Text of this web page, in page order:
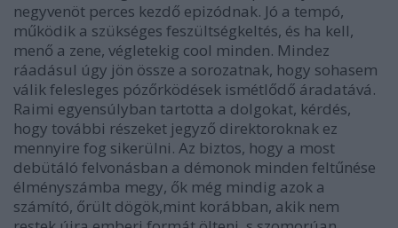
negyvenöt perces kezdő epizódnak. Jó a tempó,
működik a szükséges feszültségkeltés, és ha kell,
menő a zene, végletekig cool minden. Mindez
ráadásul úgy jön össze a sorozatnak, hogy sohasem
válik felesleges pózőrködések ismétlődő áradatává.
Raimi egyensúlyban tartotta a dolgokat, kérdés,
hogy további részeket jegyző direktoroknak ez
mennyire fog sikerülni. Az biztos, hogy a most
debütáló felvonásban a démonok minden feltűnése
élményszámba megy, ők még mindig azok a
számító, őrült dögök,mint korábban, akik nem